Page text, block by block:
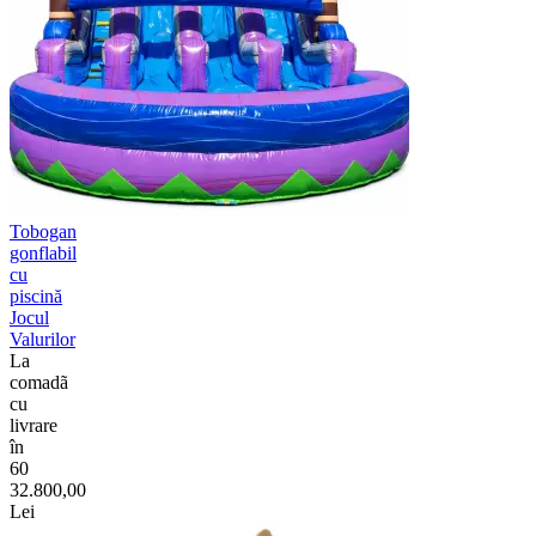
Tobogan
gonflabil
cu
piscină
Jocul
Valurilor
La
comadã
cu
livrare
în
60
32.800,00
Lei